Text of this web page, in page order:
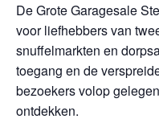
De Grote Garagesale
voor liefhebbers van
snuffelmarkten en
toegang en de
bezoekers volop
ontdekken.